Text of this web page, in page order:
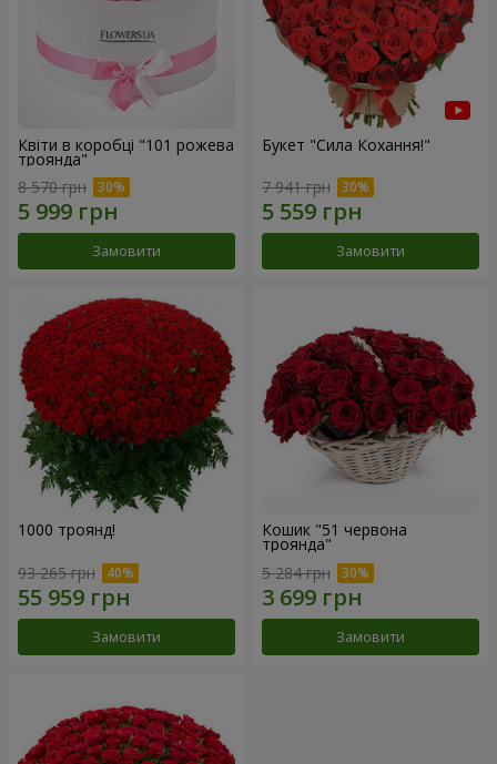
Квіти в коробці "101 рожева
троянда"
8 570 грн
Замовити
Букет "Сила Кохання!"
7 941 грн
Замовити
1000 троянд!
93 265 грн
Замовити
Кошик "51 червона
троянда"
5 284 грн
Замовити